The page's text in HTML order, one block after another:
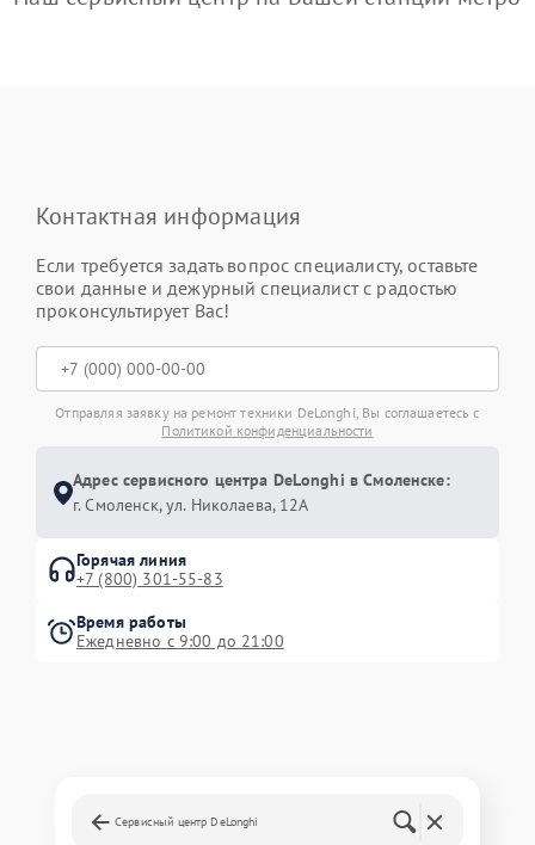
Контактная информация
Если требуется задать вопрос специалисту, оставьте
свои данные и дежурный специалист с радостью
проконсультирует Вас!
Отправляя заявку на ремонт техники DeLonghi, Вы соглашаетесь с
Политикой конфиденциальности
Адрес сервисного центра DeLonghi в Смоленске:
г. Смоленск, ул. Николаева, 12А
Горячая линия
+7 (800) 301-55-83
Время работы
Ежедневно с 9:00 до 21:00
Сервисный центр DeLonghi